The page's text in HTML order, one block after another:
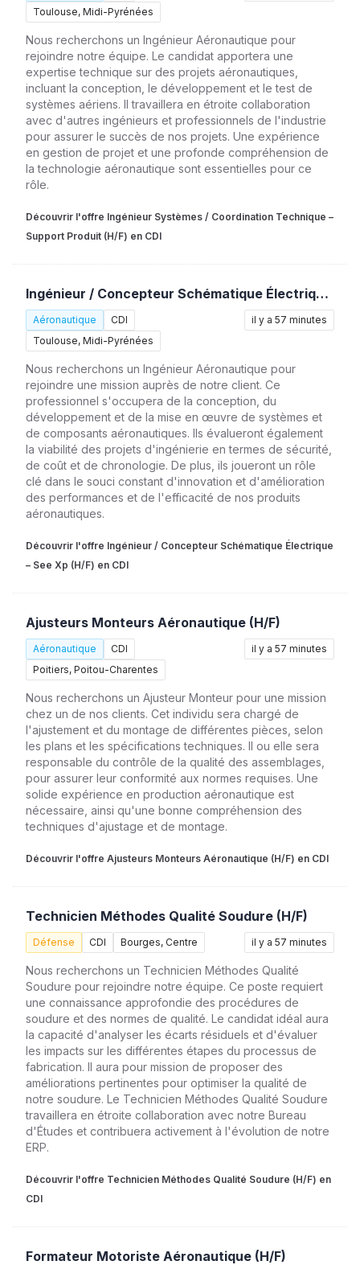
Toulouse, Midi-Pyrénées
Nous recherchons un Ingénieur Aéronautique pour
rejoindre notre équipe. Le candidat apportera une
expertise technique sur des projets aéronautiques,
incluant la conception, le développement et le test de
systèmes aériens. Il travaillera en étroite collaboration
avec d'autres ingénieurs et professionnels de l'industrie
pour assurer le succès de nos projets. Une expérience
en gestion de projet et une profonde compréhension de
la technologie aéronautique sont essentielles pour ce
rôle.
Découvrir l'offre Ingénieur Systèmes / Coordination Technique –
Support Produit (H/F) en CDI
Ingénieur / Concepteur Schématique Électrique – See Xp (H/F)
Aéronautique
CDI
Toulouse, Midi-Pyrénées
il y a 57 minutes
Nous recherchons un Ingénieur Aéronautique pour
rejoindre une mission auprès de notre client. Ce
professionnel s'occupera de la conception, du
développement et de la mise en œuvre de systèmes et
de composants aéronautiques. Ils évalueront également
la viabilité des projets d'ingénierie en termes de sécurité,
de coût et de chronologie. De plus, ils joueront un rôle
clé dans le souci constant d'innovation et d'amélioration
des performances et de l'efficacité de nos produits
aéronautiques.
Découvrir l'offre Ingénieur / Concepteur Schématique Électrique
– See Xp (H/F) en CDI
Ajusteurs Monteurs Aéronautique (H/F)
Aéronautique
CDI
Poitiers, Poitou-Charentes
il y a 57 minutes
Nous recherchons un Ajusteur Monteur pour une mission
chez un de nos clients. Cet individu sera chargé de
l'ajustement et du montage de différentes pièces, selon
les plans et les spécifications techniques. Il ou elle sera
responsable du contrôle de la qualité des assemblages,
pour assurer leur conformité aux normes requises. Une
solide expérience en production aéronautique est
nécessaire, ainsi qu'une bonne compréhension des
techniques d'ajustage et de montage.
Découvrir l'offre Ajusteurs Monteurs Aéronautique (H/F) en CDI
Technicien Méthodes Qualité Soudure (H/F)
Défense CDI Bourges, Centre il y a 57 minutes
Nous recherchons un Technicien Méthodes Qualité
Soudure pour rejoindre notre équipe. Ce poste requiert
une connaissance approfondie des procédures de
soudure et des normes de qualité. Le candidat idéal aura
la capacité d'analyser les écarts résiduels et d'évaluer
les impacts sur les différentes étapes du processus de
fabrication. Il aura pour mission de proposer des
améliorations pertinentes pour optimiser la qualité de
notre soudure. Le Technicien Méthodes Qualité Soudure
travaillera en étroite collaboration avec notre Bureau
d'Études et contribuera activement à l'évolution de notre
ERP.
Découvrir l'offre Technicien Méthodes Qualité Soudure (H/F) en
CDI
Formateur Motoriste Aéronautique (H/F)